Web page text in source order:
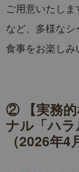
ご用意いたし
など、多様な
食事をお楽しみ
② 【実務的
ナル「ハラ
（2026年4